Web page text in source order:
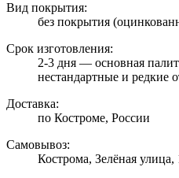
Вид покрытия:
без покрытия
Срок изготовления:
2-3 дня — основная
нестандартные и редкие
Доставка:
по Костроме, России
Самовывоз:
Кострома, Зелёная улица,